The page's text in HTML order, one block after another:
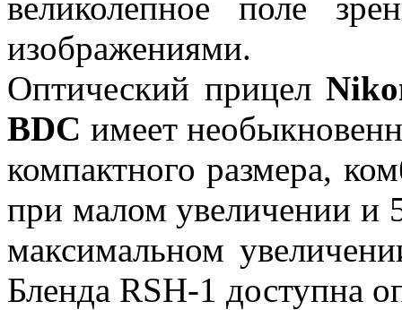
изображениями.
Оптический прицел
BDC имеет
компактного размера,
при малом увеличении и
максимальном
Бленда RSH-1 доступна